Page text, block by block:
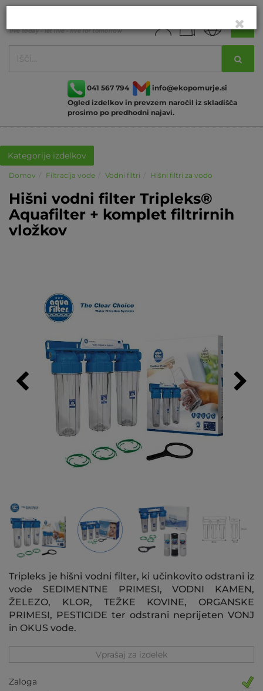
041 567 794
info@ekopomurje.si
Ogled izdelkov in prevzem naročil iz skladišča
prosimo po predhodni najavi.
Kategorije izdelkov
Domov Filtracija vode Vodni filtri Hišni filtri za vodo
Hišni vodni filter Tripleks®
Aquafilter + komplet filtrirnih
vložkov
Tripleks je hišni vodni filter, ki učinkovito odstrani iz
vode SEDIMENTNE PRIMESI, VODNI KAMEN,
ŽELEZO, KLOR, TEŽKE KOVINE, ORGANSKE
PRIMESI, PESTICIDE ter odstrani neprijeten VONJ
in OKUS vode.
Vprašaj za izdelek
Zaloga